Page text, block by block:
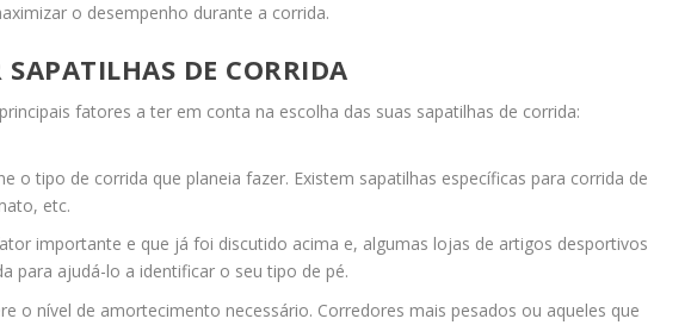
o desempenho durante a corrida.
SAPATILHAS DE CORRIDA
fatores a ter em conta na escolha das suas sapatilhas de corrida:
o tipo de corrida que planeia fazer. Existem sapatilhas específicas para corrida de
etc.
importante e que já foi discutido acima e, algumas lojas de artigos desportivos
para ajudá-lo a identificar o seu tipo de pé.
o nível de amortecimento necessário. Corredores mais pesados ou aqueles que